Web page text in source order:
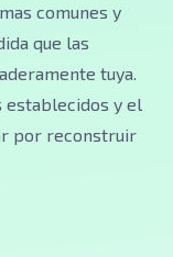
comunes y
que las
tuya.
establecidos y el
por reconstruir